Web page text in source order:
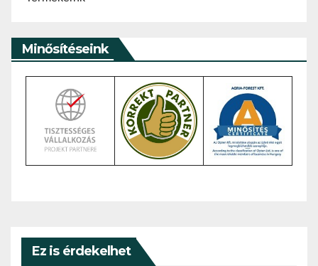
Minősítéseink
Ez is érdekelhet